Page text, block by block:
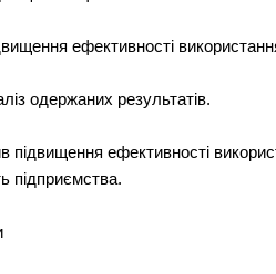
ефективності
одержаних результатів.
підвищення ефективності
підприємства.